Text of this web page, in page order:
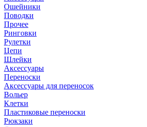
Ошейники
Поводки
Прочее
Ринговки
Рулетки
Цепи
Шлейки
Аксессуары
Переноски
Аксессуары для переносок
Вольер
Клетки
Пластиковые переноски
Рюкзаки